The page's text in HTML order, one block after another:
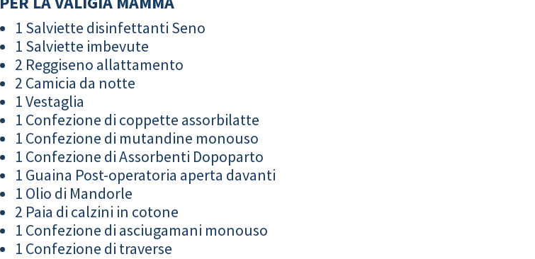
1 Salviette disinfettanti Seno
1 Salviette imbevute
2 Reggiseno allattamento
2 Camicia da notte
1 Vestaglia
1 Confezione di coppette assorbilatte
1 Confezione di mutandine monouso
1 Confezione di Assorbenti Dopoparto
1 Guaina Post-operatoria aperta davanti
1 Olio di Mandorle
2 Paia di calzini in cotone
1 Confezione di asciugamani monouso
1 Confezione di traverse